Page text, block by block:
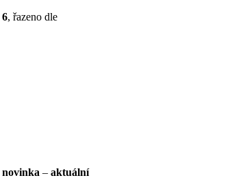
6, řazeno dle
novinka – aktuální